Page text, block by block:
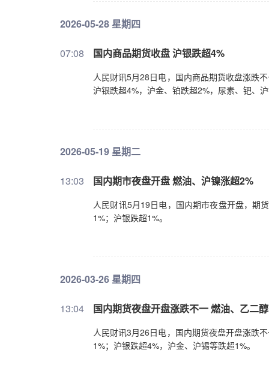
2026-05-28 星期四
07:08 国内商品期货收盘 沪银跌超4%
人民财讯5月28日电，国内商品期货收盘涨跌
沪银跌超4%，沪金、铂跌超2%，尿素、钯、
2026-05-19 星期二
13:03 国内期市夜盘开盘 燃油、沪镍涨超2%
人民财讯5月19日电，国内期市夜盘开盘，期
1%；沪银跌超1%。
2026-03-26 星期四
13:04 国内期货夜盘开盘涨跌不一 燃油、乙二
人民财讯3月26日电，国内期货夜盘开盘涨跌
1%；沪银跌超4%，沪金、沪锡等跌超1%。